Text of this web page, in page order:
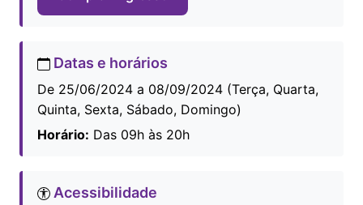
Datas e horários
De 25/06/2024 a 08/09/2024 (Terça, Quarta,
Quinta, Sexta, Sábado, Domingo)
Horário: Das 09h às 20h
Acessibilidade